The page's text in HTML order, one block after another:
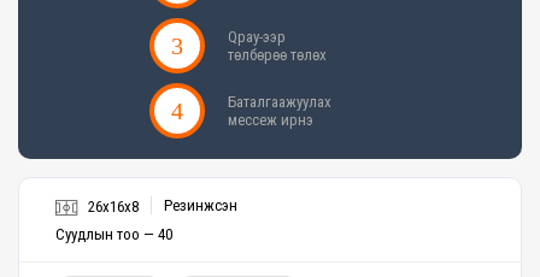
Qpay-ээр
төлбөрөө төлөх
Баталгаажуулах
мессеж ирнэ
26x16x8
Резинжсэн
Суудлын тоо — 40